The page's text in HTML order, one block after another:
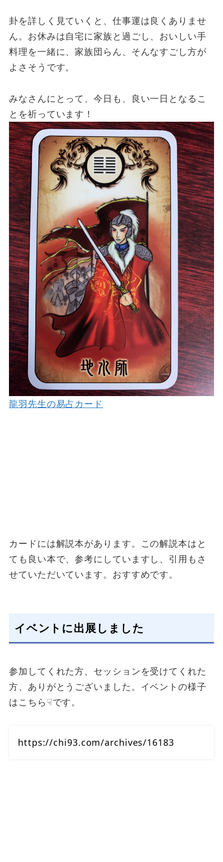
卦を詳しく見ていくと、仕事運は良くありませ
ん。お休みは自宅に家族と過ごし、おいしい手
料理を一緒に、家族団らん、そんなすごし方が
よさそうです。
みなさんにとって、今日も、良い一日となるこ
とを祈っています！
龍羽先生の易占カード
カードには解説本があります。この解説本はと
ても良い本で、参考にしていますし、引用もさ
せていただいています。おすすめです。
イベントに出展しました
参加してくれた方、セッションを受けてくれた
方、ありがとうございました。イベントの様子
はこちら☟です。
https://chi93.com/archives/16183